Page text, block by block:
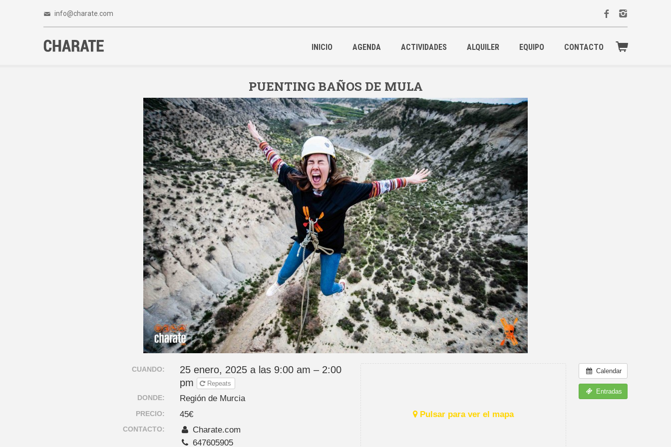
info@charate.com
INICIO AGENDA ACTIVIDADES ALQUILER EQUIPO CONTACTO
PUENTING BAÑOS DE MULA
Calendar
Entradas
Pulsar para ver el mapa
CUANDO:
25 enero, 2025 a las 9:00 am – 2:00
pm
Repeats
DONDE: Región de Murcia
PRECIO: 45€
CONTACTO:
Charate.com
647605905